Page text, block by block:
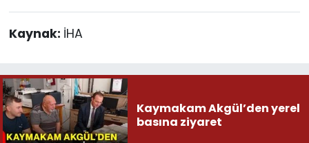
Kaynak: İHA
Kaymakam Akgül’den yerel
basına ziyaret